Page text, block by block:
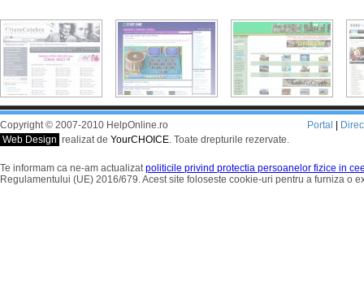
Copyright © 2007-2010 HelpOnline.ro
Web Design realizat de YourCHOICE. Toate drepturile rezervate.
Portal
Te informam ca ne-am actualizatpoliticile privind protectia persoanelor fizice in
Regulamentului (UE) 2016/679. Acest site foloseste cookie-uri pentru a furniza o